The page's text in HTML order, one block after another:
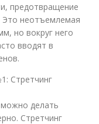
предотвращение
Это неотъемлемая
но вокруг него
вводят в
Стретчинг
делать
Стретчинг